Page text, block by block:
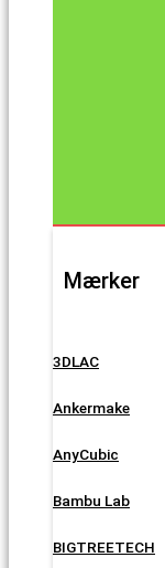
Mærker
3DLAC
Ankermake
AnyCubic
Bambu Lab
BIGTREETECH